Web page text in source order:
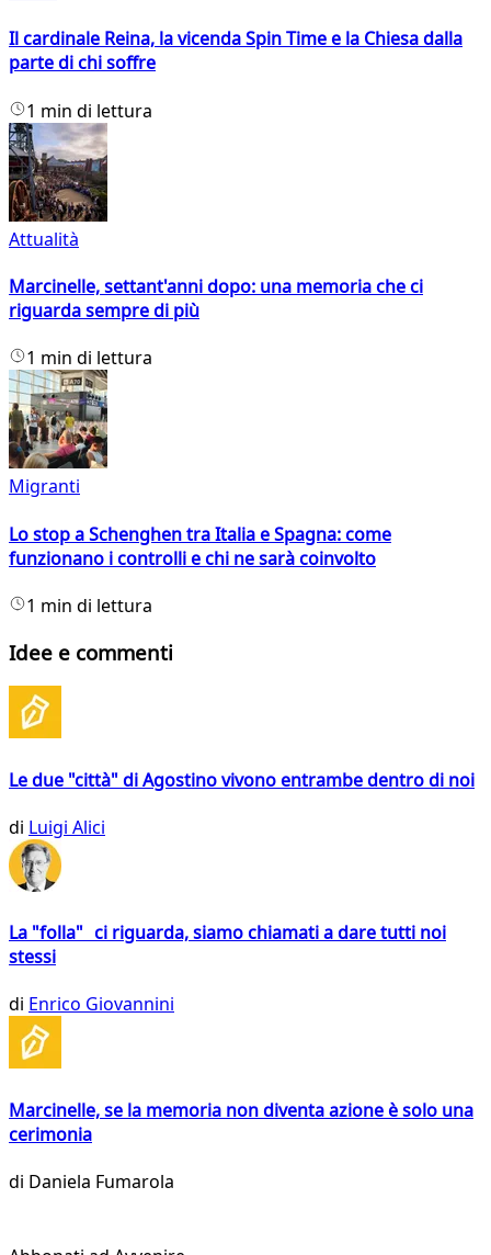
Il cardinale Reina, la vicenda Spin Time e la Chiesa dalla
parte di chi soffre
1 min di lettura
Attualità
Marcinelle, settant'anni dopo: una memoria che ci
riguarda sempre di più
1 min di lettura
Migranti
Lo stop a Schenghen tra Italia e Spagna: come
funzionano i controlli e chi ne sarà coinvolto
1 min di lettura
Idee e commenti
Le due "città" di Agostino vivono entrambe dentro di noi
di Luigi Alici
La "folla" ci riguarda, siamo chiamati a dare tutti noi
stessi
di Enrico Giovannini
Marcinelle, se la memoria non diventa azione è solo una
cerimonia
di Daniela Fumarola